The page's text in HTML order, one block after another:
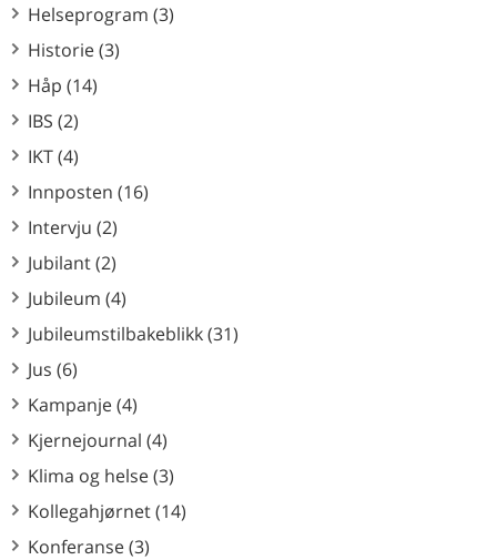
Helseprogram (3)
Historie (3)
Håp (14)
IBS (2)
IKT (4)
Innposten (16)
Intervju (2)
Jubilant (2)
Jubileum (4)
Jubileumstilbakeblikk (31)
Jus (6)
Kampanje (4)
Kjernejournal (4)
Klima og helse (3)
Kollegahjørnet (14)
Konferanse (3)